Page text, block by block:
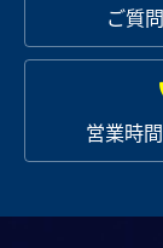
ご質
営業時